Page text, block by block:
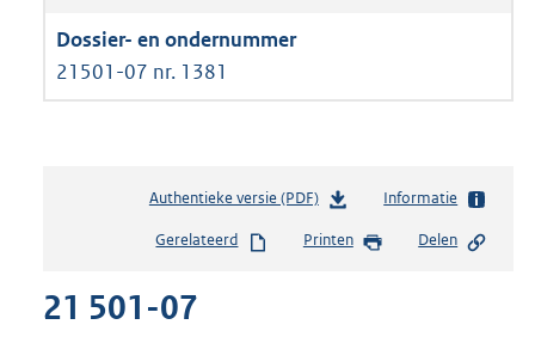
21501-07 nr. 1381
Authentieke versie (PDF)b
s
Informatie
Gerelateerd Printen Delen
21 501-07